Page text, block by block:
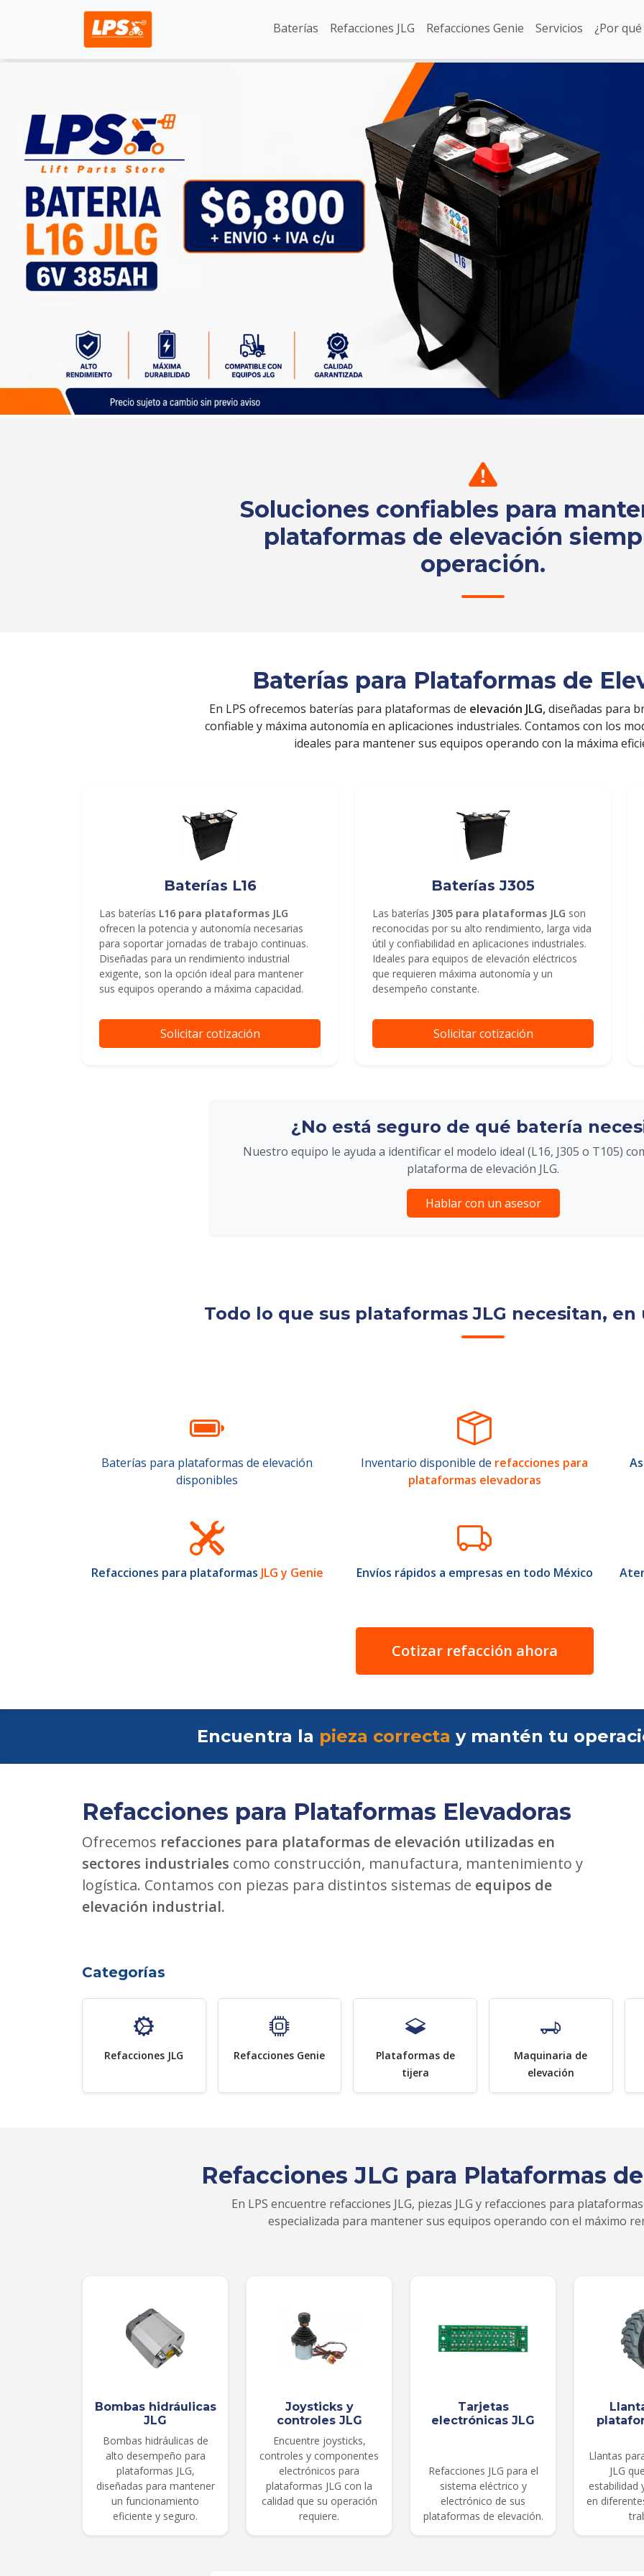
Baterías Refacciones JLG Refacciones Genie Servicios ¿Por
Soluciones confiables para
plataformas de elevación
operación.
Baterías para Plataformas de
En LPS ofrecemos baterías para plataformas de elevación JLG,diseñadas para
confiable y máxima autonomía en aplicaciones industriales. Contamos con los
ideales para mantener sus equipos operando con la máxima
Baterías L16
Las baterías L16 para plataformas JLG
ofrecen la potencia y autonomía necesarias
para soportar jornadas de trabajo continuas.
Diseñadas para un rendimiento industrial
exigente, son la opción ideal para mantener
sus equipos operando a máxima capacidad.
Solicitar cotización
Baterías J305
Las baterías J305 para plataformas JLG son
reconocidas por su alto rendimiento, larga vida
útil y confiabilidad en aplicaciones industriales.
Ideales para equipos de elevación eléctricos
que requieren máxima autonomía y un
desempeño constante.
Solicitar cotización
¿No está seguro de qué batería
Nuestro equipo le ayuda a identificar el modelo ideal (L16, J305 o T105)
plataforma de elevación JLG.
Hablar con un asesor
Todo lo que sus plataformas JLG necesitan,
Baterías para plataformas de elevación
disponibles
Inventario disponible de refacciones para
plataformas elevadoras
Refacciones para plataformas JLG y Genie Envíos rápidos a empresas en todo México
Cotizar refacción ahora
Encuentra la pieza correcta y mantén tu
Refacciones para Plataformas Elevadoras
Ofrecemos refacciones para plataformas de elevación utilizadas en
sectores industriales como construcción, manufactura, mantenimiento y
logística. Contamos con piezas para distintos sistemas de equipos de
elevación industrial.
Categorías
Refacciones JLG Refacciones Genie
Plataformas de
tijera
Maquinaria de
elevación
Refacciones JLG para Plataformas
En LPS encuentre refacciones JLG, piezas JLG y refacciones para
especializada para mantener sus equipos operando con el máximo
Bombas hidráulicas
JLG
Bombas hidráulicas de
alto desempeño para
plataformas JLG,
diseñadas para mantener
un funcionamiento
eficiente y seguro.
Joysticks y
controles JLG
Encuentre joysticks,
controles y componentes
electrónicos para
plataformas JLG con la
calidad que su operación
requiere.
Tarjetas
electrónicas JLG
Refacciones JLG para el
sistema eléctrico y
electrónico de sus
plataformas de elevación.
Llantas
JLG
estabilidad
en